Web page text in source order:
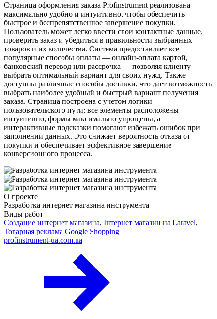
Страница оформления заказа Profinstrument реализована
максимально удобно и интуитивно, чтобы обеспечить
быстрое и беспрепятственное завершение покупки.
Пользователь может легко ввести свои контактные данные,
проверить заказ и убедиться в правильности выбранных
товаров и их количества. Система предоставляет все
популярные способы оплаты — онлайн-оплата картой,
банковский перевод или рассрочка — позволяя клиенту
выбрать оптимальный вариант для своих нужд. Также
доступны различные способы доставки, что дает возможность
выбрать наиболее удобный и быстрый вариант получения
заказа. Страница построена с учетом логики
пользовательского пути: все элементы расположены
интуитивно, формы максимально упрощены, а
интерактивные подсказки помогают избежать ошибок при
заполнении данных. Это снижает вероятность отказа от
покупки и обеспечивает эффективное завершение
конверсионного процесса.
О проекте
Разработка интернет магазина инструмента
Виды работ
Создание интернет магазина, Інтернет магазин на Laravel,
Товарная реклама Google Shopping
profinstrument-ua.com.ua